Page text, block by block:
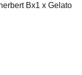
Bx1 x Gelato